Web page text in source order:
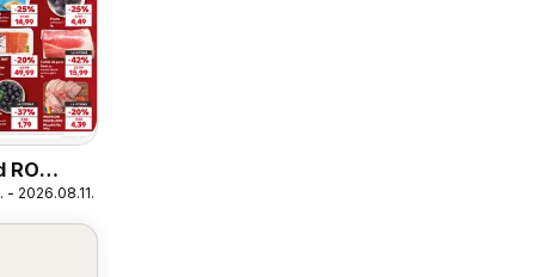
RO
- 2026.08.11.